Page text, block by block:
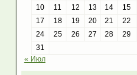
10
11 12 13 14 15
17
18 19 20 21 22
24
25 26 27 28 29
31
« Июл